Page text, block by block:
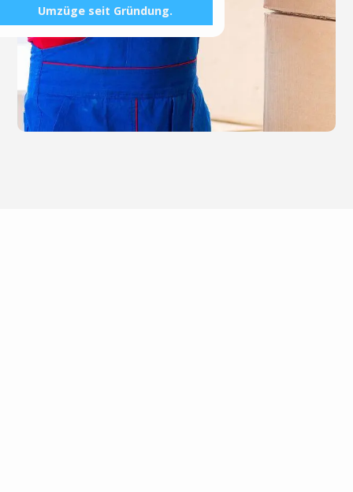
Umzüge seit Gründung.